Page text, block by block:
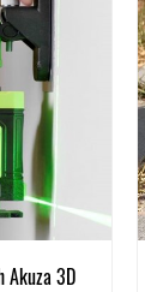
Akuza 3D